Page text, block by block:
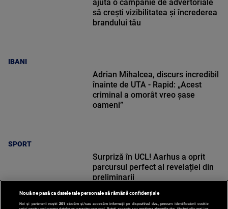
IBANI
ajută o campanie de advertoriale
să crești vizibilitatea și încrederea
brandului tău
SPORT
Adrian Mihalcea, discurs incredibil
înainte de UTA - Rapid: „Acest
criminal a omorât vreo șase
oameni”
Surpriză în UCL! Aarhus a oprit
parcursul perfect al revelației din
preliminarii
Nouă ne pasă ca datele tale personale să rămână confidențiale
Noi și partenerii noștri 201 stocăm și/sau accesăm informații pe dispozitivul dvs., precum identificatorii cookie